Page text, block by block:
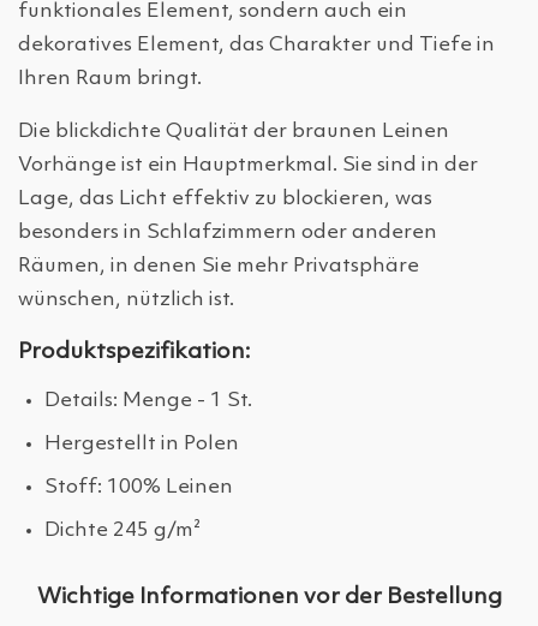
funktionales Element, sondern auch ein
dekoratives Element, das Charakter und Tiefe in
Ihren Raum bringt.
Die blickdichte Qualität der braunen Leinen
Vorhänge ist ein Hauptmerkmal. Sie sind in der
Lage, das Licht effektiv zu blockieren, was
besonders in Schlafzimmern oder anderen
Räumen, in denen Sie mehr Privatsphäre
wünschen, nützlich ist.
Produktspezifikation:
Details: Menge - 1 St.
Hergestellt in Polen
Stoff: 100% Leinen
Dichte 245 g/m²
Wichtige Informationen vor der Bestellung